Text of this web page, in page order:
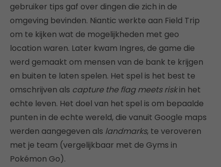
gebruiker tips gaf over dingen die zich in de
omgeving bevinden. Niantic werkte aan Field Trip
om te kijken wat de mogelijkheden met geo
location waren. Later kwam Ingres, de game die
werd gemaakt om mensen van de bank te krijgen
en buiten te laten spelen. Het spel is het best te
omschrijven als capture the flag meets riskin het
echte leven. Het doel van het spel is om bepaalde
punten in de echte wereld, die vanuit Google maps
werden aangegeven als landmarks, te veroveren
met je team (vergelijkbaar met de Gyms in
Pokémon Go).